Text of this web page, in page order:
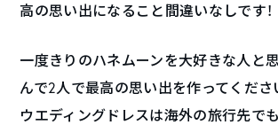
高の思い出になること間違いなしです！
一度きりのハネムーンを大好きな人と
んで2人で最高の思い出を作ってくださ
ウエディングドレスは海外の旅行先で